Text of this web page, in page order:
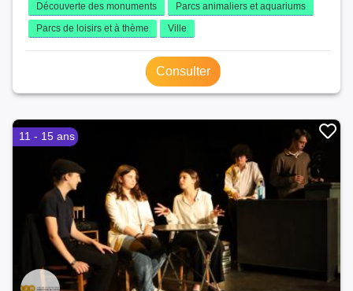
Découverte des monuments
Parcs animaliers et aquariums
Parcs de loisirs et à thème
Ville
Consulter
11 - 15 ans